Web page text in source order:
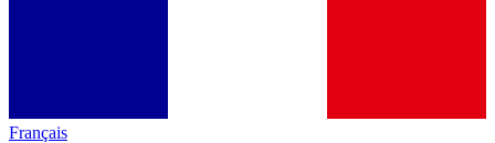
Français